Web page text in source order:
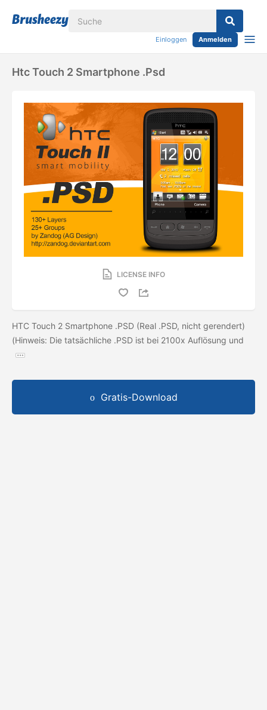
Einloggen Anmelden
Htc Touch 2 Smartphone .psd
LICENSE INFO
HTC Touch 2 Smartphone .PSD (Real .PSD, nicht gerendert)
(Hinweis: Die tatsächliche .PSD ist bei 2100x Auflösung und
Gratis-Download